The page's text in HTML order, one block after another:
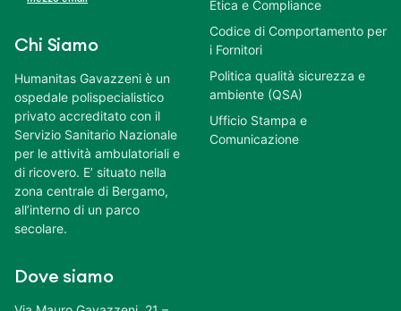
Chi Siamo
Humanitas Gavazzeni è un
ospedale polispecialistico
privato accreditato con il
Servizio Sanitario Nazionale
per le attività ambulatoriali e
di ricovero. E’ situato nella
zona centrale di Bergamo,
all’interno di un parco
secolare.
Dove siamo
Etica e Compliance
Codice di Comportamento per
i Fornitori
Politica qualità sicurezza e
ambiente (QSA)
Ufficio Stampa e
Comunicazione